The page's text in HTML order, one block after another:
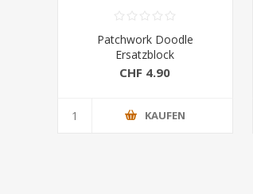
Patchwork Doodle
Ersatzblock
CHF 4.90
KAUFEN